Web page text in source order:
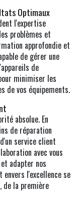
Optimaux
l'expertise
problèmes et
approfondie et
de gérer une
de
minimiser les
de vos équipements.
absolue. En
de réparation
service client
avec vous
adapter nos
envers l'excellence se
de la première